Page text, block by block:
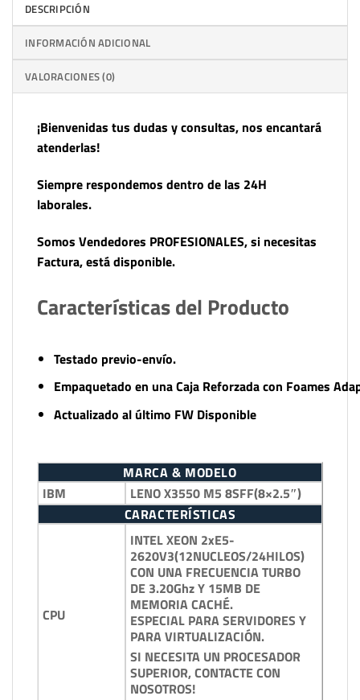
DESCRIPCIÓN
INFORMACIÓN ADICIONAL
VALORACIONES (0)
¡Bienvenidas tus dudas y consultas, nos encantará
atenderlas!
Siempre respondemos dentro de las 24H
laborales.
Somos Vendedores PROFESIONALES, si necesitas
Factura, está disponible.
Características del Producto
Testado previo-envío.
Empaquetado en una Caja Reforzada con Foames
Actualizado al último FW Disponible
MARCA & MODELO
IBM
LENO X3550 M5 8SFF(8×2.5″)
CARACTERÍSTICAS
CPU
INTEL XEON 2xE5-
2620V3(12NUCLEOS/24HILOS)
CON UNA FRECUENCIA TURBO
DE 3.20Ghz Y 15MB DE
MEMORIA CACHÉ.
ESPECIAL PARA SERVIDORES Y
PARA VIRTUALIZACIÓN.
SI NECESITA UN PROCESADOR
SUPERIOR, CONTACTE CON
NOSOTROS!